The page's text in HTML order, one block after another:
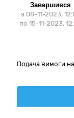
Завершився
з 08-11-2023,
по 15-11-2023,
Подача вимоги